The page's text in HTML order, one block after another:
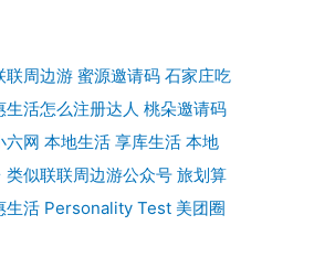
联周边游 蜜源邀请码 石家庄吃
生活怎么注册达人 桃朵邀请码
六网 本地生活 享库生活 本地
类似联联周边游公众号 旅划算
生活 Personality Test 美团圈